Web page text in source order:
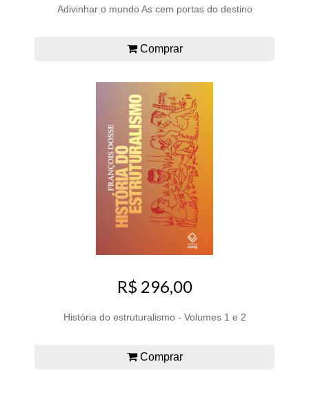
Adivinhar o mundo As cem portas do destino
Comprar
R$ 296,00
História do estruturalismo - Volumes 1 e 2
Comprar